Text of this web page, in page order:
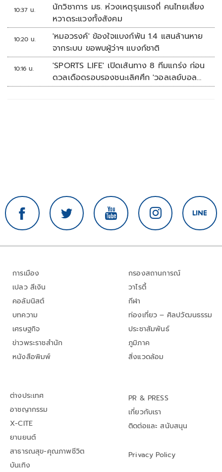
10:37 น.
นักวิชาการ มธ. ห่วงเหตุรุนแรงถี่ คนไทยเสี่ยง
หวาดระแวงทั้งสังคม
10:20 น.
'หมอวรงค์' ข้องใจแบงก์พัน 1.4 แสนล้านหาย
จากระบบ ขอพบผู้ว่าฯ แบงก์ชาติ
10:16 น.
'SPORTS LIFE' เปิดเส้นทาง 8 ทีมแกร่ง ก่อน
ดวลเดือดรอบรองชนะเลิศศึก 'วอลเลย์บอล
นักเรียน แชมป์กีฬา 7HD 2026'
การเมือง
เปลว สีเงิน
คอลัมนิสต์
บทความ
เศรษฐกิจ
ข่าวพระราชสำนัก
หนังสือพิมพ์
กรองสถานการณ์
วาไรตี้
กีฬา
ท่องเที่ยว – ศิลปวัฒนธรรม
ประชาสัมพันธ์
ภูมิภาค
สิ่งแวดล้อม
ต่างประเทศ
อาชญากรรม
X-CITE
ยานยนต์
สาธารณสุข-คุณภาพชีวิต
บันเทิง
PR & PRESS
เกี่ยวกับเรา
ติดต่อและ สนับสนุน
Privacy Policy